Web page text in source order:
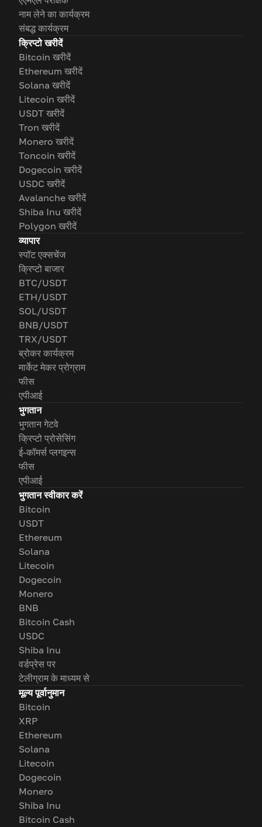
नाम लेने का कार्यक्रम
संबद्ध कार्यक्रम
क्रिप्टो खरीदें
Bitcoin खरीदें
Ethereum खरीदें
Solana खरीदें
Litecoin खरीदें
USDT खरीदें
Tron खरीदें
Monero खरीदें
Toncoin खरीदें
Dogecoin खरीदें
USDC खरीदें
Avalanche खरीदें
Shiba Inu खरीदें
Polygon खरीदें
व्यापार
स्पॉट एक्सचेंज
क्रिप्टो बाजार
BTC/USDT
ETH/USDT
SOL/USDT
BNB/USDT
TRX/USDT
ब्रोकर कार्यक्रम
मार्केट मेकर प्रोग्राम
फीस
एपीआई
भुगतान
भुगतान गेटवे
क्रिप्टो प्रोसेसिंग
ई-कॉमर्स प्लगइन्स
फीस
एपीआई
भुगतान स्वीकार करें
Bitcoin
USDT
Ethereum
Solana
Litecoin
Dogecoin
Monero
BNB
Bitcoin Cash
USDC
Shiba Inu
वर्डप्रेस पर
टेलीग्राम के माध्यम से
मूल्य पूर्वानुमान
Bitcoin
XRP
Ethereum
Solana
Litecoin
Dogecoin
Monero
Shiba Inu
Bitcoin Cash